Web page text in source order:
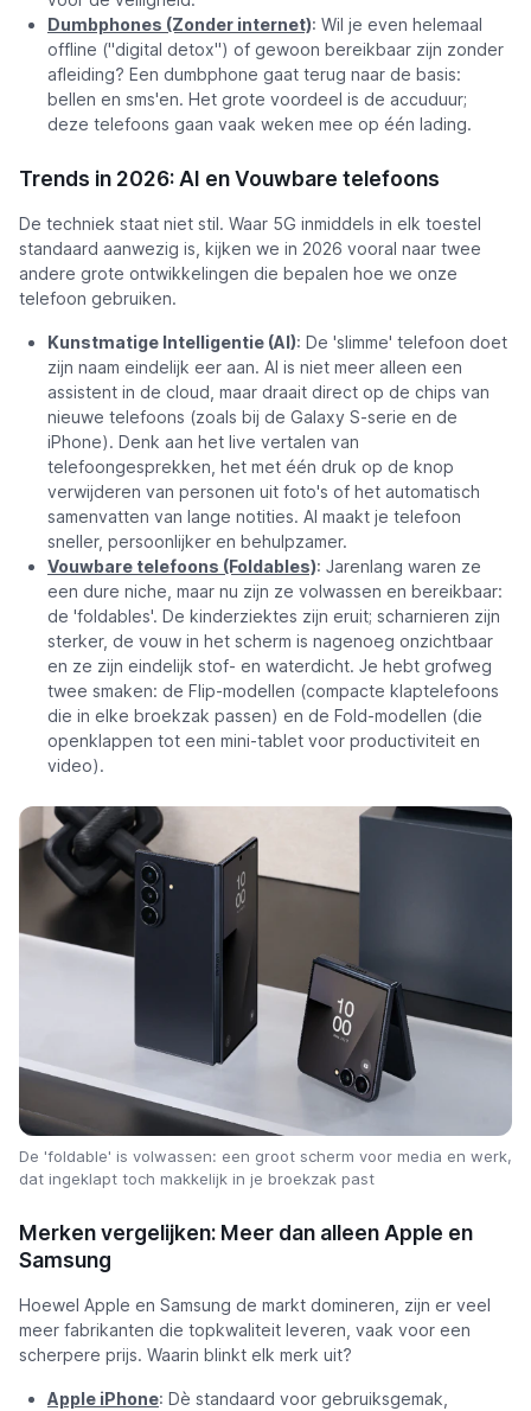
Dumbphones (Zonder internet): Wil je even helemaal
offline ("digital detox") of gewoon bereikbaar zijn zonder
afleiding? Een dumbphone gaat terug naar de basis:
bellen en sms'en. Het grote voordeel is de accuduur;
deze telefoons gaan vaak weken mee op één lading.
Trends in 2026: AI en Vouwbare telefoons
De techniek staat niet stil. Waar 5G inmiddels in elk toestel
standaard aanwezig is, kijken we in 2026 vooral naar twee
andere grote ontwikkelingen die bepalen hoe we onze
telefoon gebruiken.
Kunstmatige Intelligentie (AI): De 'slimme' telefoon doet
zijn naam eindelijk eer aan. AI is niet meer alleen een
assistent in de cloud, maar draait direct op de chips van
nieuwe telefoons (zoals bij de Galaxy S-serie en de
iPhone). Denk aan het live vertalen van
telefoongesprekken, het met één druk op de knop
verwijderen van personen uit foto's of het automatisch
samenvatten van lange notities. AI maakt je telefoon
sneller, persoonlijker en behulpzamer.
Vouwbare telefoons (Foldables): Jarenlang waren ze
een dure niche, maar nu zijn ze volwassen en bereikbaar:
de 'foldables'. De kinderziektes zijn eruit; scharnieren zijn
sterker, de vouw in het scherm is nagenoeg onzichtbaar
en ze zijn eindelijk stof- en waterdicht. Je hebt grofweg
twee smaken: de Flip-modellen (compacte klaptelefoons
die in elke broekzak passen) en de Fold-modellen (die
openklappen tot een mini-tablet voor productiviteit en
video).
De 'foldable' is volwassen: een groot scherm voor media en werk,
dat ingeklapt toch makkelijk in je broekzak past
Merken vergelijken: Meer dan alleen Apple en
Samsung
Hoewel Apple en Samsung de markt domineren, zijn er veel
meer fabrikanten die topkwaliteit leveren, vaak voor een
scherpere prijs. Waarin blinkt elk merk uit?
Apple iPhone: Dè standaard voor gebruiksgemak,